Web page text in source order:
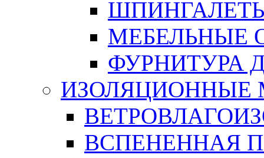
МЕБЕЛЬНЫЕ
ФУРНИТУРА
ИЗОЛЯЦИОННЫЕ
ВСПЕНЕННАЯ